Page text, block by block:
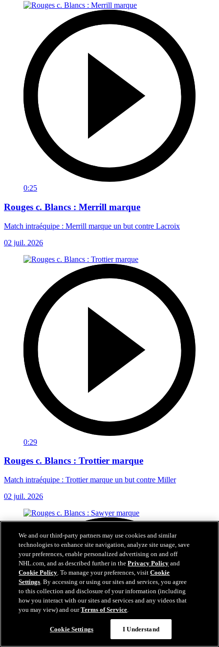
0:25
Rouges c. Blancs : Merrill marque
Match intraéquipe : Merrill marque un but contre Lacroix
02 juil. 2026
0:29
Rouges c. Blancs : Trottier marque
Match intraéquipe : Trottier marque un but contre Miller
02 juil. 2026
We and our third-party partners may use cookies and similar
technologies to enhance site navigation, analyze site usage, save
your preferences, enable personalized advertising on and off
NHL.com, and as described further in thePrivacy Policy and
Cookie Policy. To manage your preferences, visitCookie
Settings. By accessing or using our sites and services, you agree
to this collection and disclosure of your information (including
how you interact with our sites and services and any videos that
you may view) and ourTerms of Service.
Cookie Settings I Understand